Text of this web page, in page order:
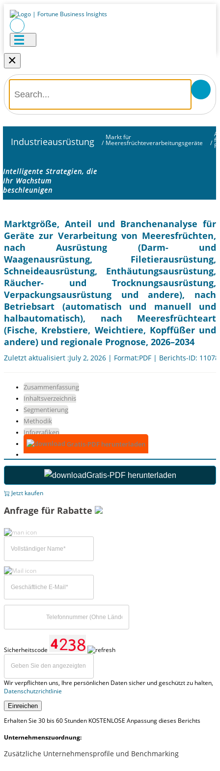
×
Industrieausrüstung /
Markt für
Meeresfrüchteverarbeitungsgeräte /
Intelligente Strategien, die
Ihr Wachstum
beschleunigen
Marktgröße, Anteil und Branchenanalyse für
Geräte zur Verarbeitung von Meeresfrüchten,
nach Ausrüstung (Darm- und
Waagenausrüstung, Filetierausrüstung,
Schneideausrüstung, Enthäutungsausrüstung,
Räucher- und Trocknungsausrüstung,
Verpackungsausrüstung und andere), nach
Betriebsart (automatisch und manuell und
halbautomatisch), nach Meeresfrüchteart
(Fische, Krebstiere, Weichtiere, Kopffüßer und
andere) und regionale Prognose, 2026–2034
Zuletzt aktualisiert :July 2, 2026 | Format:PDF | Berichts-ID:
Zusammenfassung
Inhaltsverzeichnis
Segmentierung
Methodik
Infografiken
Gratis-PDF herunterladen
Gratis-PDF herunterladen
Jetzt kaufen
Anfrage für Rabatte
Sicherheitscode
Wir verpflichten uns, Ihre persönlichen Daten sicher und geschützt zu halten,
Datenschutzrichtlinie
Einreichen
Erhalten Sie 30 bis 60 Stunden KOSTENLOSE Anpassung dieses Berichts
Unternehmenszuordnung:
Zusätzliche Unternehmensprofile und Benchmarking